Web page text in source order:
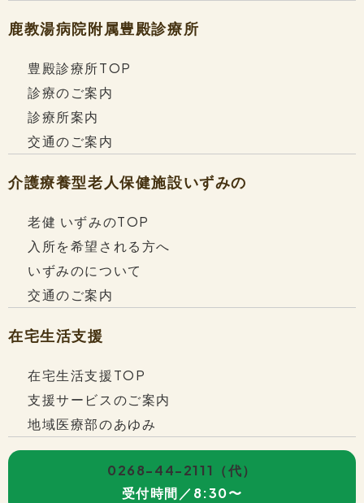
鹿教湯病院附属豊殿診療所
豊殿診療所TOP
診療のご案内
診療所案内
交通のご案内
介護療養型老人保健施設いずみの
老健 いずみのTOP
入所を希望される方へ
いずみのについて
交通のご案内
在宅生活支援
在宅生活支援TOP
支援サービスのご案内
地域医療部のあゆみ
0268-44-2111
（代）
受付時間／8:30〜
・内容は、
量が注目されています。
  最小可検変化量とは、測定値の中にどの種類
の誤差が、どの程度混入しているかを検討
し、測定結果が誤差範囲なのか、介入効果な
は、LSBT-BIG®施工後の歩行速度の改善
が、最小可検変化量を上回る患者の心身機能
特性を検討しました
  結果、認知機能が保たれていあることや、運
動合併症の程度が軽度であることが、歩行速
度の改善に影響していることが示唆されまし
た。